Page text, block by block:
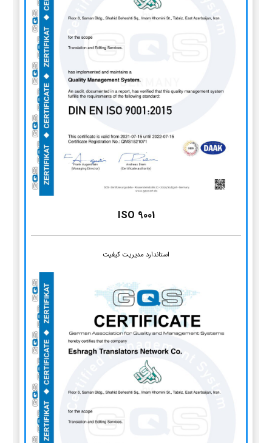
ISO 9001
استاندارد مدیریت کیفیت